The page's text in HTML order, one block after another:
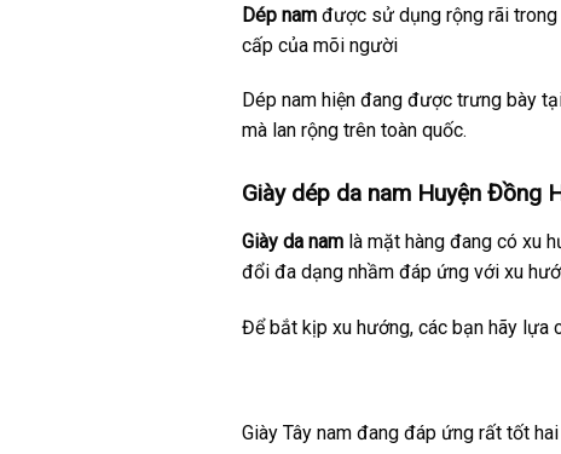
Dép namđược sử dụng rộng rãi trong
cấp của mõi người
Dép nam hiện đang được trưng bày
mà lan rộng trên toàn quốc.
Giày dép da nam Huyện Đồng
Giày da namlà mặt hàng đang có xu
đổi đa dạng nhầm đáp ứng với xu
Để bắt kịp xu hướng, các bạn hãy lựa
Giày Tây namđang đáp ứng rất tốt hai